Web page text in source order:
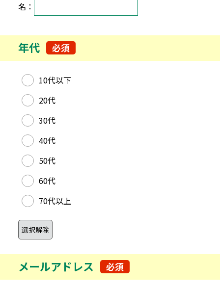
名：
年代 必須
年代 10代以下
20代
30代
40代
50代
60代
70代以上
メールアドレス 必須